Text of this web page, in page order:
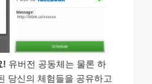
! 유버전 공동체는 물론 하
당신의 체험들을 공유하고